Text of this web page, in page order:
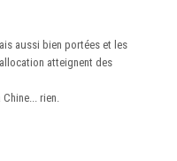
aussi bien portées et les
atteignent des
rien.